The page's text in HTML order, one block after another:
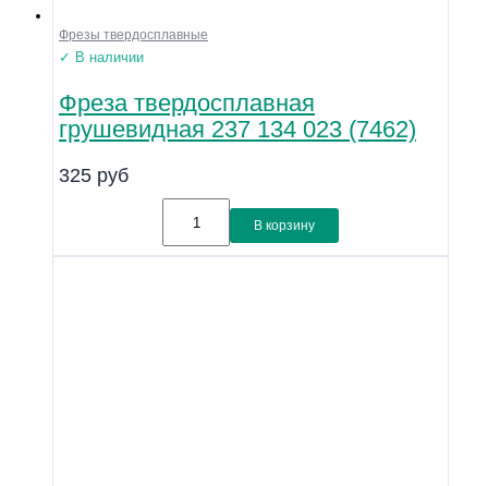
Фрезы твердосплавные
✓ В наличии
Фреза твердосплавная
грушевидная 237 134 023 (7462)
325 руб
В корзину